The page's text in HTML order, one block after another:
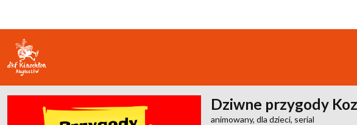
Dziwne przygody
animowany, dla dzieci, serial